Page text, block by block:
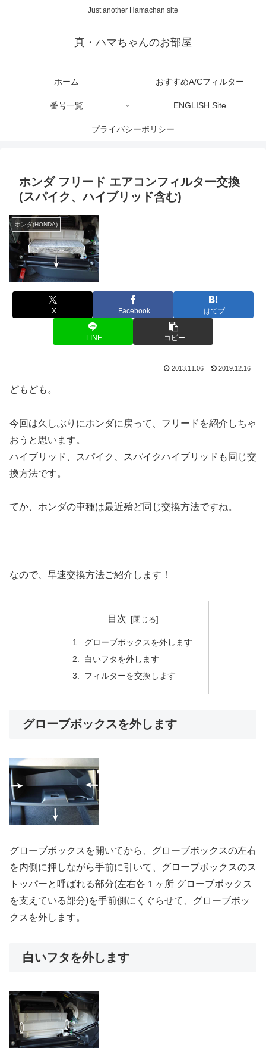
Just another Hamachan site
真・ハマちゃんのお部屋
ホーム おすすめA/Cフィルター
番号一覧 ENGLISH Site
プライバシーポリシー
ホンダ フリード エアコンフィルター交換
(スパイク、ハイブリッド含む)
ホンダ(HONDA)
X Facebook はてブ
LINE コピー
2013.11.06 2019.12.16
どもども。
今回は久しぶりにホンダに戻って、フリードを紹介しちゃ
おうと思います。
ハイブリッド、スパイク、スパイクハイブリッドも同じ交
換方法です。
てか、ホンダの車種は最近殆ど同じ交換方法ですね。
なので、早速交換方法ご紹介します！
目次
グローブボックスを外します
白いフタを外します
フィルターを交換します
グローブボックスを外します
グローブボックスを開いてから、グローブボックスの左右
を内側に押しながら手前に引いて、グローブボックスのス
トッパーと呼ばれる部分(左右各１ヶ所 グローブボックス
を支えている部分)を手前側にくぐらせて、グローブボッ
クスを外します。
白いフタを外します